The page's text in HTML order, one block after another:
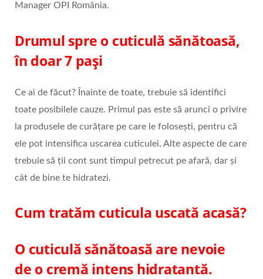
Manager OPI România.
Drumul spre o cuticulă sănătoasă,
în doar 7 pași
Ce ai de făcut? Înainte de toate, trebuie să identifici
toate posibilele cauze. Primul pas este să arunci o privire
la produsele de curățare pe care le folosești, pentru că
ele pot intensifica uscarea cuticulei. Alte aspecte de care
trebuie să ții cont sunt timpul petrecut pe afară, dar și
cât de bine te hidratezi.
Cum tratăm cuticula uscată acasă?
O cuticulă sănătoasă are nevoie
de o cremă intens hidratantă.